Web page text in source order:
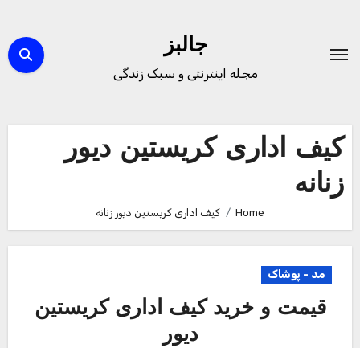
content
جالبز
مجله اینترنتی و سبک زندگی
کیف اداری کریستین دیور
زنانه
Home کیف اداری کریستین دیور زنانه
مد - پوشاک
قیمت و خرید کیف اداری کریستین
دیور